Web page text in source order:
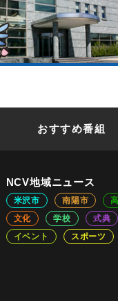
おすすめ番組
NCV地域ニュース
米沢市 南陽市
文化
学校 式典
イベント
スポーツ